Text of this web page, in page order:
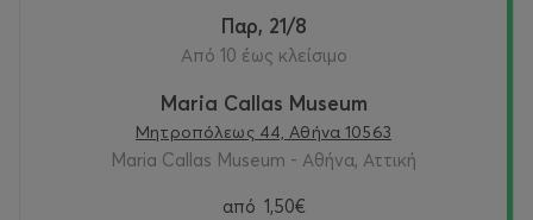
Παρ, 21/8
Από 10 έως κλείσιμο
Maria Callas Museum
Μητροπόλεως 44, Αθήνα 10563
Maria Callas Museum - Αθήνα, Αττική
από 1,50€